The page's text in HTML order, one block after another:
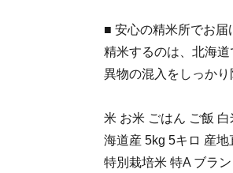
■ 安心の精米所でお届
精米するのは、北海
異物の混入をしっかり
米 お米 ごはん ご飯
海道産 5kg 5キロ 産
特別栽培米 特A ブラ